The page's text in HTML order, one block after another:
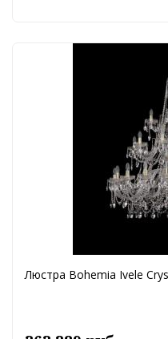
Люстра Bohemia Ivele